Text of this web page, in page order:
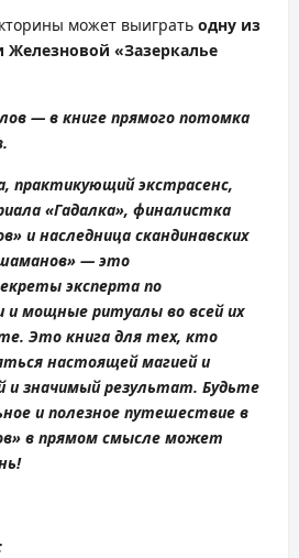
может выиграть одну из
Железновой «Зазеркалье
— в книге прямого потомка
практикующий экстрасенс,
«Гадалка», финалистка
и наследница скандинавских
— это
эксперта по
и мощные ритуалы во всей их
Это книга для тех, кто
настоящей магией и
и значимый результат. Будьте
и полезное путешествие в
в прямом смысле может